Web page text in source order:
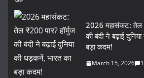
2026 महासंकट: तेल
की बंदी ने बढ़ाई
बड़ा कदम!
March 15, 2026